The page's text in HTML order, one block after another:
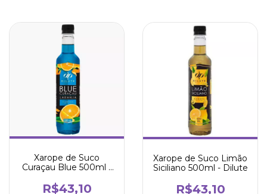
Xarope de Suco
Curaçau Blue 500ml -
R$43,10
Xarope de Suco Limão
Siciliano 500ml - Dilute
R$43,10